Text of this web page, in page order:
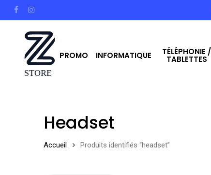
to
facebookinstagram
PROMO INFORMATIQUE TÉLÉPHONIE /
TABLETTES
Headset
Accueil Produits identifiés “headset”